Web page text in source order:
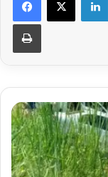
Imprimir
Acidente
Grave
Entre
Dois
Veículos